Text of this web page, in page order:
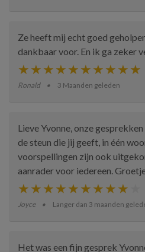
Ze heeft mij echt goed
dankbaar voor. En ik ga zeker
Ronald 3 Maanden geleden
Lieve Yvonne, onze
de steun die jij geeft, in één
voorspellingen zijn ook
aanrader voor iedereen.
Joyce Langer dan 3 maanden
Het was een fijn gesprek